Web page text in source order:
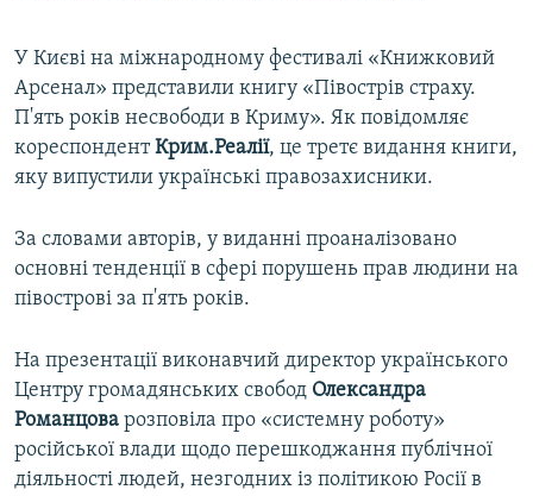
Усі сайти RFE/RL
У Києві на міжнародному фестивалі «Книжковий
Арсенал» представили книгу «Півострів страху.
П'ять років несвободи в Криму». Як повідомляє
кореспондентКрим.Реалії, це третє видання книги,
яку випустили українські правозахисники.
За словами авторів, у виданні проаналізовано
основні тенденції в сфері порушень прав людини на
півострові за п'ять років.
На презентації виконавчий директор українського
Центру громадянських свобод Олександра
Романцова розповіла про «системну роботу»
російської влади щодо перешкоджання публічної
діяльності людей, незгодних із політикою Росії в